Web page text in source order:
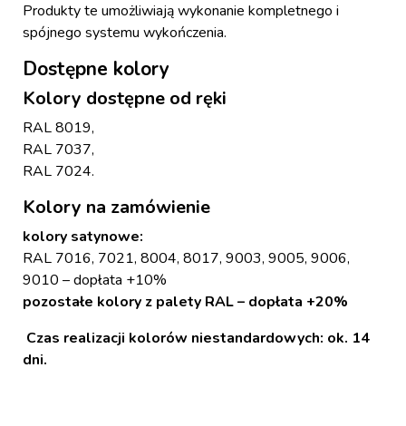
Produkty te umożliwiają wykonanie kompletnego i
spójnego systemu wykończenia.
Dostępne kolory
Kolory dostępne od ręki
RAL 8019,
RAL 7037,
RAL 7024.
Kolory na zamówienie
kolory satynowe:
RAL 7016, 7021, 8004, 8017, 9003, 9005, 9006,
9010 – dopłata +10%
pozostałe kolory z palety RAL – dopłata +20%
Czas realizacji kolorów niestandardowych: ok. 14
dni.